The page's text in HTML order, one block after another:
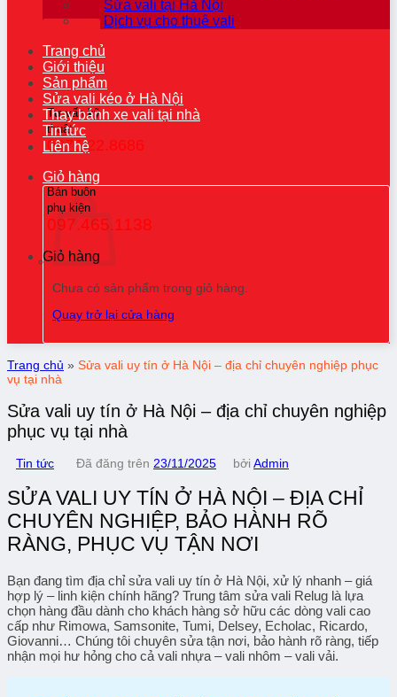
Tư vấn kỹ
thuật
0976.22.8686
Bán buôn
phụ kiện
097.465.1138
Giỏ hàng
Sửa vali tại Hà Nội
Dịch vụ cho thuê vali
Trang chủ
Giới thiệu
Sản phẩm
Sửa vali kéo ở Hà Nội
Thay bánh xe vali tại nhà
Tin tức
Liên hệ
Giỏ hàng
Chưa có sản phẩm trong giỏ hàng.
Quay trở lại cửa hàng
Trang chủ » Sửa vali uy tín ở Hà Nội – địa chỉ chuyên nghiệp phục
vụ tại nhà
Sửa vali uy tín ở Hà Nội – địa chỉ chuyên nghiệp
phục vụ tại nhà
Tin tức Đã đăng trên 23/11/2025 bởi Admin
SỬA VALI UY TÍN Ở HÀ NỘI – ĐỊA CHỈ
CHUYÊN NGHIỆP, BẢO HÀNH RÕ
RÀNG, PHỤC VỤ TẬN NƠI
Bạn đang tìm địa chỉ sửa vali uy tín ở Hà Nội, xử lý nhanh – giá
hợp lý – linh kiện chính hãng? Trung tâm sửa vali Relug là lựa
chọn hàng đầu dành cho khách hàng sở hữu các dòng vali cao
cấp như Rimowa, Samsonite, Tumi, Delsey, Echolac, Ricardo,
Giovanni… Chúng tôi chuyên sửa tận nơi, bảo hành rõ ràng, tiếp
nhận mọi hư hỏng cho cả vali nhựa – vali nhôm – vali vải.